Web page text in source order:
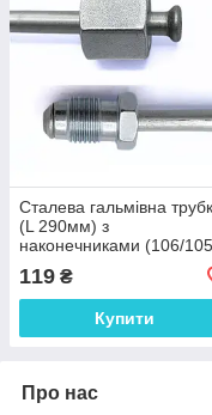
Сталева гальмівна
(L 290мм) з
наконечниками (106/
- WP1036Zn
119 ₴
Купити
Про нас